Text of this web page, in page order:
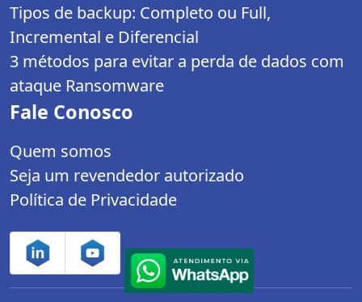
Tipos de backup: Completo ou Full,
Incremental e Diferencial
3 métodos para evitar a perda de dados com
ataque Ransomware
Fale Conosco
Quem somos
Seja um revendedor autorizado
Política de Privacidade